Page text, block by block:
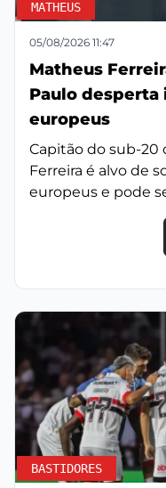
MATHEUS
05/08/2026 11:47
Matheus
Paulo
europeus
Capitão do sub-20
Ferreira é alvo de
europeus e pode
BASTIDORES